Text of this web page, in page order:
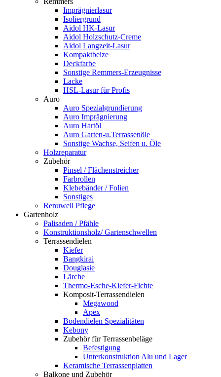
Imprägnierlasur
Isoliergrund
Aidol HK-Lasur
Aidol Holzschutz-Creme
Aidol Langzeit-Lasur
Kompaktbeize
Deckfarbe
Sonstige Remmers-Erzeugnisse
Lacke
HSL-Lasur für Profis
Auro
Auro Spezialgrundierung
Auro Imprägnierung
Auro Hartöl
Auro Garten-u.Terrassenöle
Sonstige Wachse, Seifen u. Öle
Holzreparatur
Zubehör
Pinsel / Flächenstreicher
Farbrollen
Klebebänder / Folien
Sonstiges
Renuwell Pflege
Gartenholz
Palisaden / Pfähle
Konstruktionsholz/ Gartenschwellen
Terrassendielen
Kiefer
Bangkirai
Douglasie
Lärche
Thermo-Esche-Kiefer-Fichte
Komposit-Terrassendielen
Megawood
Apex
Bodendielen Spezialitäten
Kebony
Zubehör für Terrassenbeläge
Befestigung
Unterkonstruktion Alu und Lager
Keramische Terrassenplatten
Balkone und Zubehör